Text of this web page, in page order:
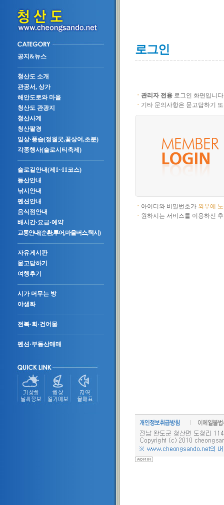
공지&뉴스
청산도 소개
관공서, 상가
해안도로와 마을
청산도 관광지
청산사계
청산팔경
일상·풍습(정월굿,꽃상여,초분)
각종행사(슬로시티축제)
슬로길안내(제1~11코스)
등산안내
낚시안내
펜션안내
음식점안내
배시간·요금·예약
교통안내(순환,투어,마을버스,택시)
자유게시판
묻고답하기
여행후기
시가 머무는 방
야생화
전복·회·건어물
펜션·부동산매매
로그인
ㆍ 관리자 전용 로그인 화면입니
ㆍ 기타 문의사항은 묻고답하기
ㆍ 아이디와 비밀번호가 외부에
ㆍ 원하시는 서비스를 이용하신